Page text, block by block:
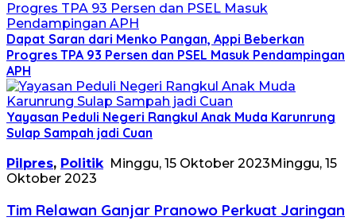
Dapat Saran dari Menko Pangan, Appi Beberkan
Progres TPA 93 Persen dan PSEL Masuk Pendampingan
APH
Yayasan Peduli Negeri Rangkul Anak Muda Karunrung
Sulap Sampah jadi Cuan
Pilpres, Politik Minggu, 15 Oktober 2023Minggu, 15
Oktober 2023
Tim Relawan Ganjar Pranowo Perkuat Jaringan